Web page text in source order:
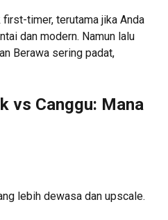
timer, terutama jika Anda
dan modern. Namun lalu
Berawa sering padat,
vs Canggu: Mana
lebih dewasa dan upscale.